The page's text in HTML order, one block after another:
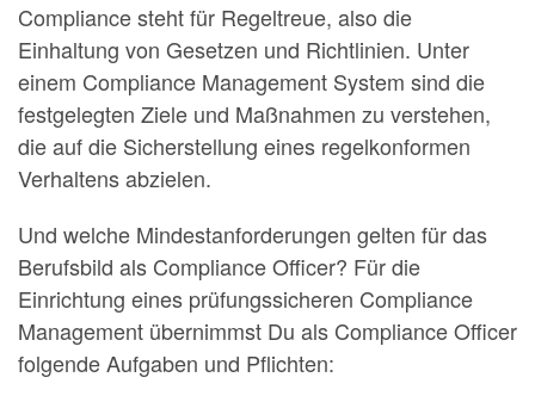
Compliance steht für Regeltreue, also die
Einhaltung von Gesetzen und Richtlinien. Unter
einem Compliance Management System sind die
festgelegten Ziele und Maßnahmen zu verstehen,
die auf die Sicherstellung eines regelkonformen
Verhaltens abzielen.
Und welche Mindestanforderungen gelten für das
Berufsbild als Compliance Officer? Für die
Einrichtung eines prüfungssicheren Compliance
Management übernimmst Du als Compliance Officer
folgende Aufgaben und Pflichten: